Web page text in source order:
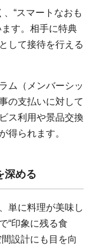
“スマートなおも
す。相手に特典
して接待を行える
ム（メンバーシッ
の支払いに対して
ス利用や景品交換
得られます。
深める
単に料理が美味し
“印象に残る食
設計にも目を向